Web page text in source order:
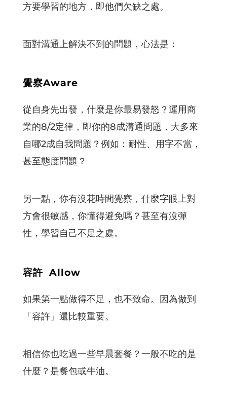
方要學習的地方，即他們欠缺之處。
面對溝通上解決不到的問題，心法是：
覺察Aware
從自身先出發，什麼是你最易發怒？運用商
業的8/2定律，即你的8成溝通問題，大多來
自哪2成自我問題？例如：耐性、用字不當，
甚至態度問題？
另一點，你有沒花時間覺察，什麼字眼上對
方會很敏感，你懂得避免嗎？甚至有沒彈
性，學習自己不足之處。
容許 Allow
如果第一點做得不足，也不致命。因為做到
「容許」還比較重要。
相信你也吃過一些早晨套餐？一般不吃的是
什麼？是餐包或牛油。